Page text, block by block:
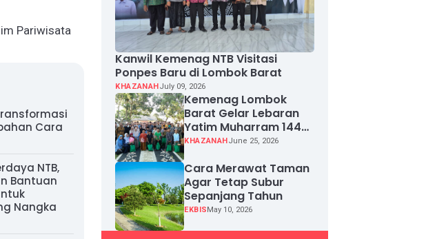
Pariwisata
Cara
NTB,
Bantuan
Nangka
Kanwil Kemenag NTB Visitasi
Ponpes Baru di Lombok Barat
KHAZANAHJuly 09, 2026
Kemenag Lombok
Barat Gelar Lebaran
Yatim Muharram 1448
H, Puluhan Anak Yatim
KHAZANAHJune 25, 2026
Cara Merawat Taman
Agar Tetap Subur
Sepanjang Tahun
EKBISMay 10, 2026